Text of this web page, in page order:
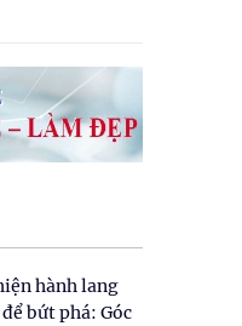
hành lang
bứt phá: Góc